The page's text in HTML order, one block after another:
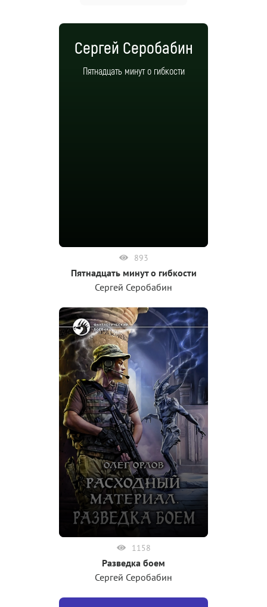
Сергей Серобабин
Пятнадцать минут о гибкости
893
Пятнадцать минут о гибкости
Сергей Серобабин
1158
Разведка боем
Сергей Серобабин